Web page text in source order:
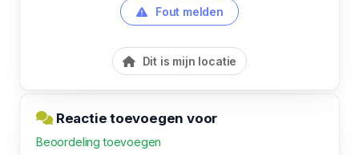
Fout melden
Dit is mijn locatie
Reactie toevoegen voor
Beoordeling toevoegen